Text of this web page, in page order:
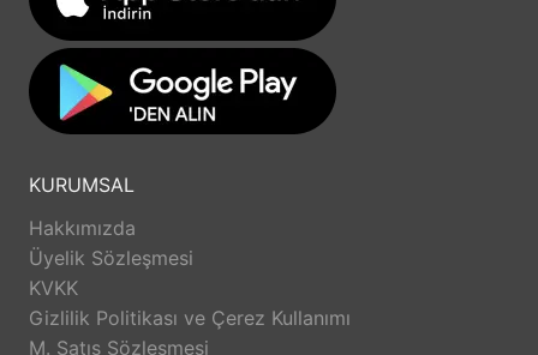
KURUMSAL
Hakkımızda
Üyelik Sözleşmesi
KVKK
Gizlilik Politikası ve Çerez Kullanımı
M. Satış Sözleşmesi